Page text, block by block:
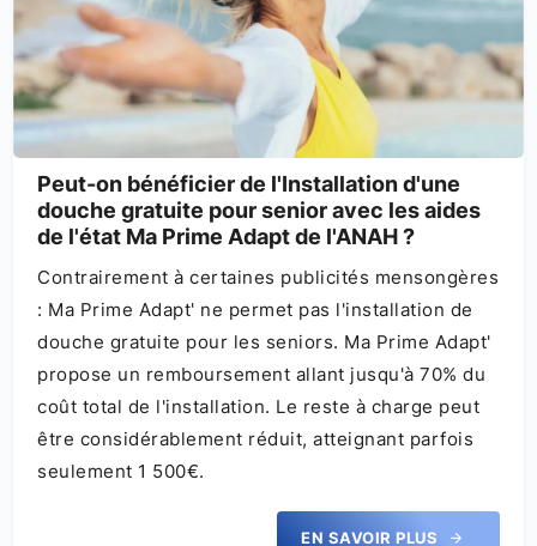
Peut-on bénéficier de l'Installation d'une
douche gratuite pour senior avec les aides
de l'état Ma Prime Adapt de l'ANAH ?
Contrairement à certaines publicités mensongères
: Ma Prime Adapt' ne permet pas l'installation de
douche gratuite pour les seniors. Ma Prime Adapt'
propose un remboursement allant jusqu'à 70% du
coût total de l'installation. Le reste à charge peut
être considérablement réduit, atteignant parfois
seulement 1 500€.
EN SAVOIR PLUS